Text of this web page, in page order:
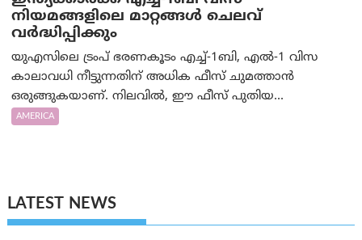
നിയമങ്ങളിലെ മാറ്റങ്ങൾ ചെലവ്
വർദ്ധിപ്പിക്കും
യുഎസിലെ ട്രംപ് ഭരണകൂടം എച്ച്-1ബി, എൽ-1 വിസ
കാലാവധി നീട്ടുന്നതിന് അധിക ഫീസ് ചുമത്താൻ
ഒരുങ്ങുകയാണ്. നിലവിൽ, ഈ ഫീസ് പുതിയ...
AMERICA
LATEST NEWS